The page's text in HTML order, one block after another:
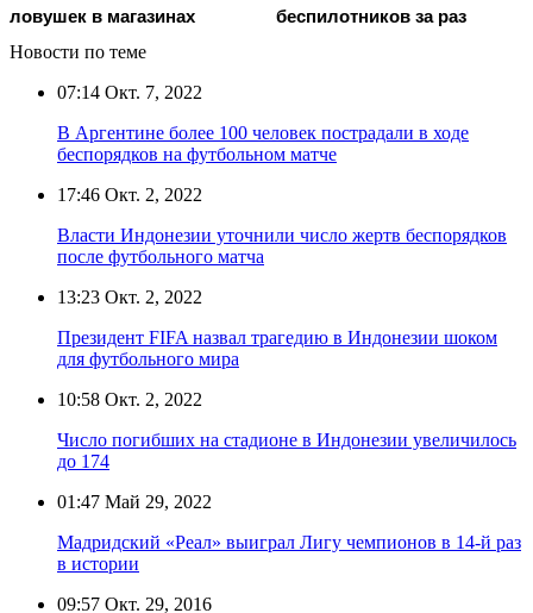
ловушек в магазинах
беспилотников за раз
Новости по теме
07:14 Окт. 7, 2022
В Аргентине более 100 человек пострадали в ходе
беспорядков на футбольном матче
17:46 Окт. 2, 2022
Власти Индонезии уточнили число жертв беспорядков
после футбольного матча
13:23 Окт. 2, 2022
Президент FIFA назвал трагедию в Индонезии шоком
для футбольного мира
10:58 Окт. 2, 2022
Число погибших на стадионе в Индонезии увеличилось
до 174
01:47 Май 29, 2022
Мадридский «Реал» выиграл Лигу чемпионов в 14-й раз
в истории
09:57 Окт. 29, 2016